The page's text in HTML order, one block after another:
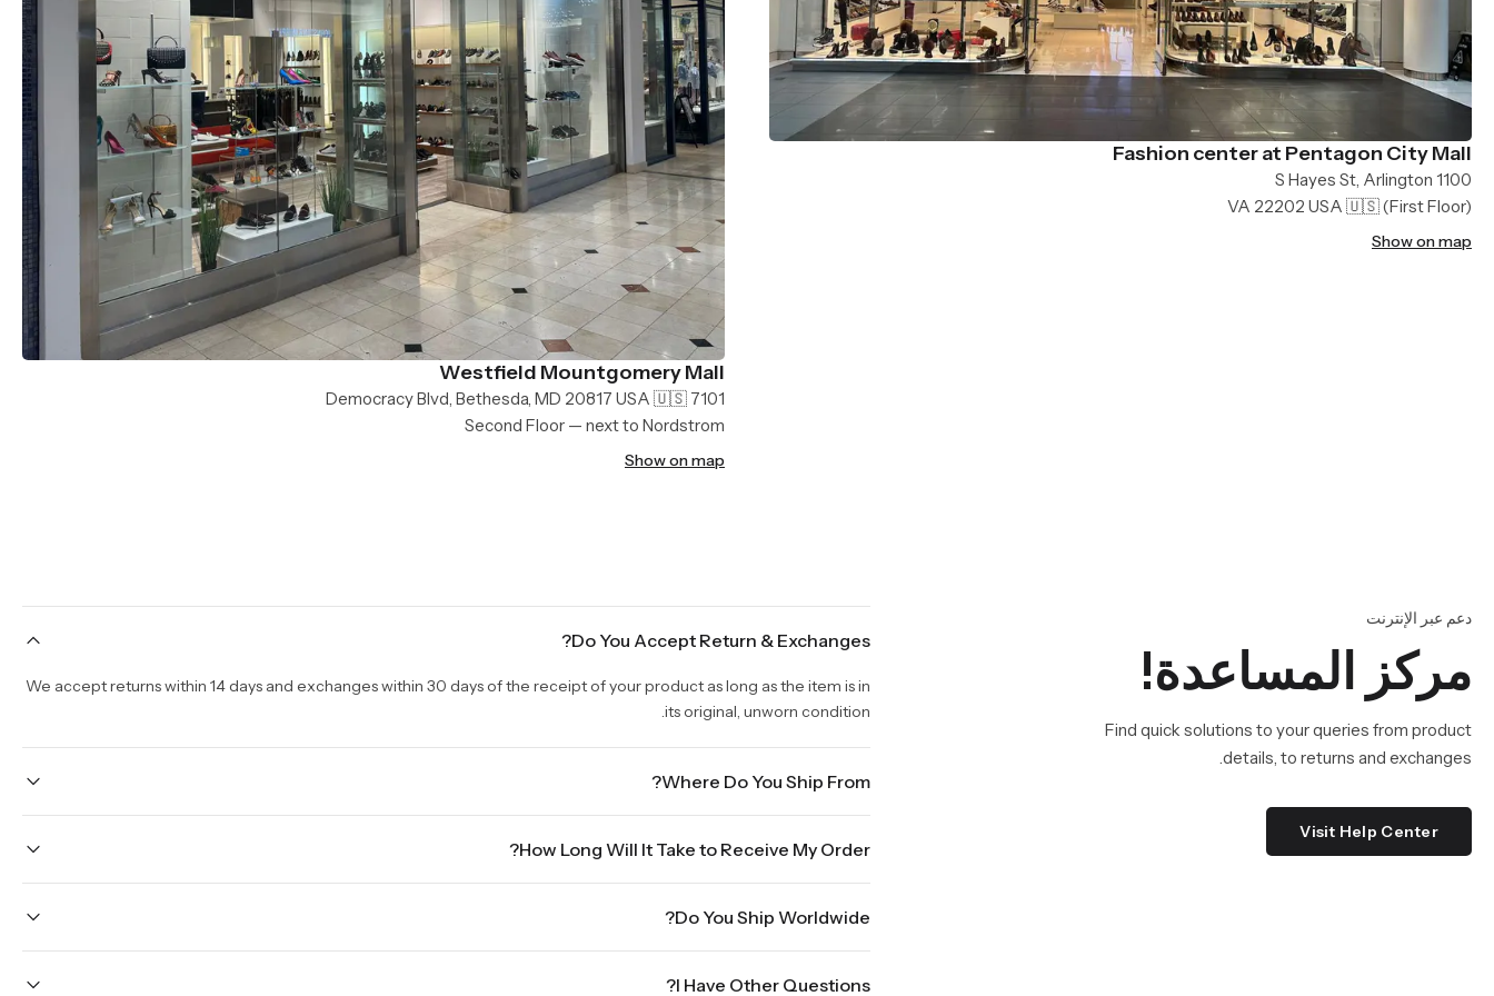
Fashion center at Pentagon City Mall
1100 S Hayes St, Arlington
VA 22202 USA 🇺🇸(First Floor)
Show on map
Westfield Mountgomery Mall
7101 Democracy Blvd, Bethesda, MD 20817 USA 🇺🇸
Second Floor — next to Nordstrom
Show on map
دعم عبر الإنترنت
مركز المساعدة!
Find quick solutions to your queries from product
details, to returns and exchanges.
Visit Help Center
Do You Accept Return & Exchanges?
We accept returns within 14 days and exchanges within 30 days of the receipt of your product as long as the item is in
its original, unworn condition.
Where Do You Ship From?
How Long Will It Take to Receive My Order?
holidays will be shipped on the next business day. Please allow up to three business days for order processing during
sale times and the holidays. Standard shipping takes four to seven business days, depending on your location.
Do You Ship Worldwide?
I Have Other Questions?